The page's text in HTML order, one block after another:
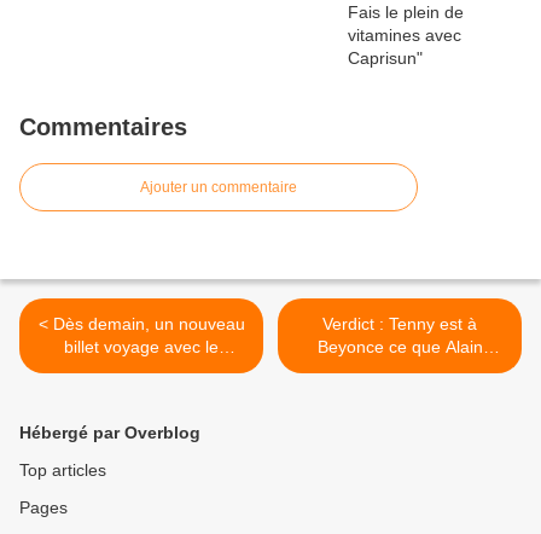
Commentaires
Ajouter un commentaire
< Dès demain, un nouveau
billet voyage avec le
premier article consacré à
Verdict : Tenny est à
Beyonce ce que Alain
Deloin... >
Hébergé par Overblog
Top articles
Pages